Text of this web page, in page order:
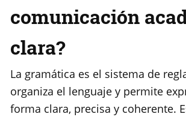
comunicación
clara?
La gramática es el sistema de
organiza el lenguaje y permite
forma clara, precisa y coherente.